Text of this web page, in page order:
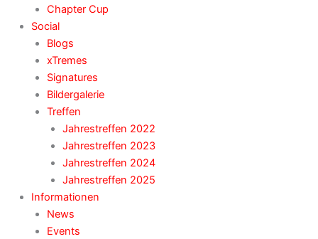
Chapter Cup
Social
Blogs
xTremes
Signatures
Bildergalerie
Treffen
Jahrestreffen 2022
Jahrestreffen 2023
Jahrestreffen 2024
Jahrestreffen 2025
Informationen
News
Events